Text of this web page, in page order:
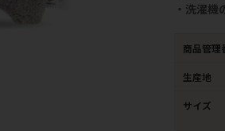
・洗濯
商品管理
生産地
サイズ